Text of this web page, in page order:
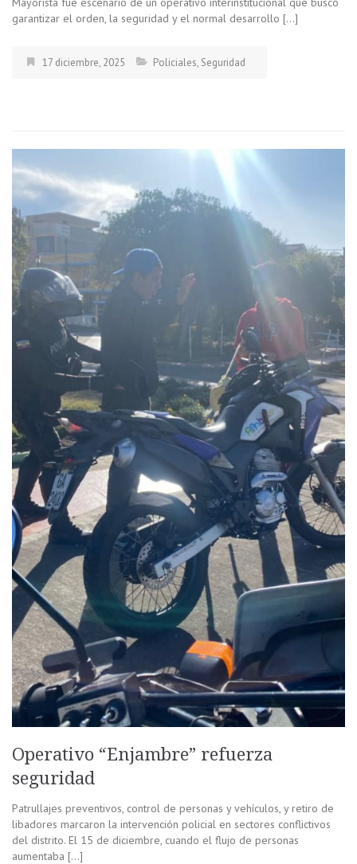
garantizar el orden, la seguridad y el normal desarrollo […]
17 diciembre, 2025 Policiales, Seguridad
Operativo “Enjambre” refuerza
seguridad
Patrullajes preventivos, control de personas y vehículos, y retiro de
libadores marcaron la intervención policial en sectores conflictivos
del distrito. El 15 de diciembre, cuando el flujo de personas
aumentaba […]